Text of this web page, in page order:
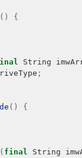
()
{
String
;
()
{
( final String